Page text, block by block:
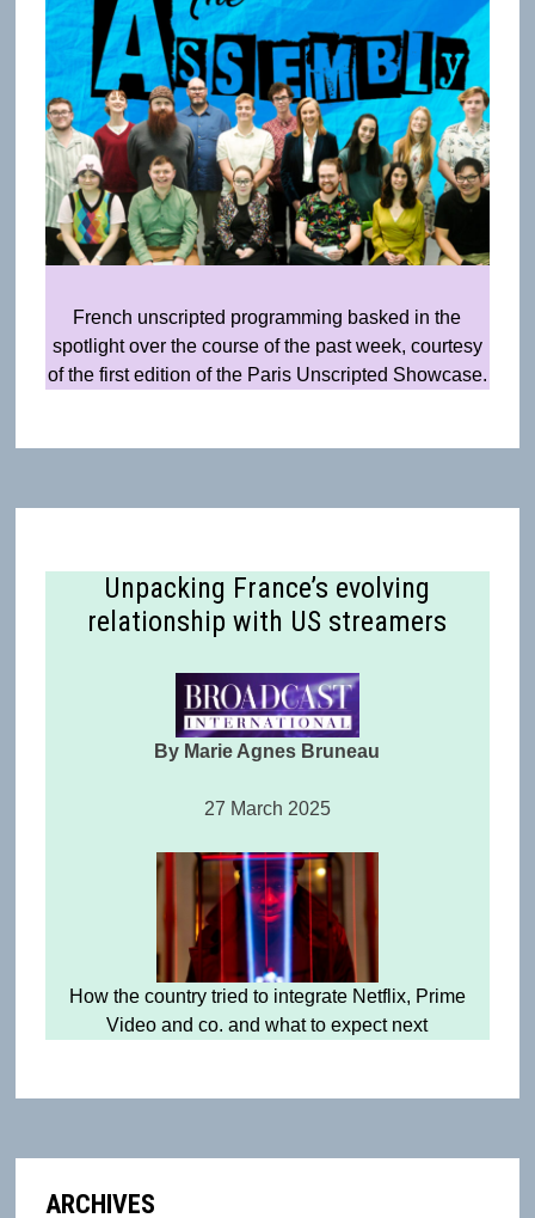
French unscripted programming basked in the
spotlight over the course of the past week, courtesy
of the first edition of the Paris Unscripted Showcase.
Unpacking France’s evolving
relationship with US streamers
By Marie Agnes Bruneau
27 March 2025
How the country tried to integrate Netflix, Prime
Video and co. and what to expect next
ARCHIVES